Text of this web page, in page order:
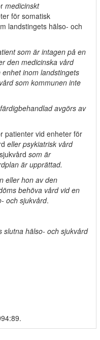
medicinskt
för somatisk
landstingets hälso- och
som är intagen på en
den medicinska vård
inom landstingets
som kommunen inte
avgörs av
patienter vid enheter för
eller psykiatrisk vård
som är
är upprättad.
eller hon av den
behöva vård vid en
och sjukvård.
slutna hälso- och sjukvård